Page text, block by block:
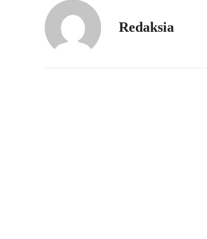
Redaksia